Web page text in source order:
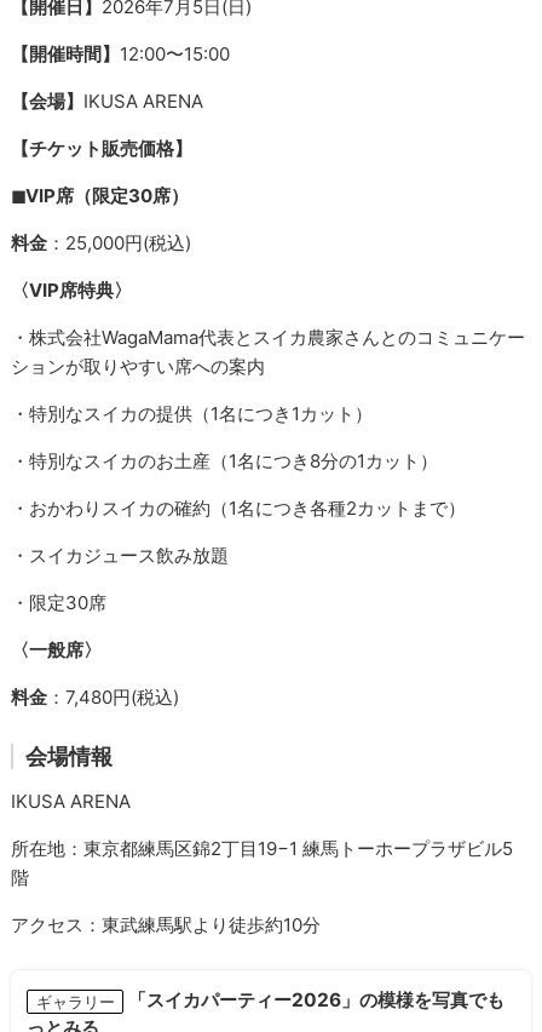
【開催日】 2026年7月5日(日)
【開催時間】 12:00〜15:00
【会場】 IKUSA ARENA
【チケット販売価格】
◼︎VIP席（限定30席）
料金 ：25,000円(税込)
〈VIP席特典〉
・株式会社WagaMama代表とスイカ農家さんとのコミュニケー
ションが取りやすい席への案内
・特別なスイカの提供（1名につき1カット）
・特別なスイカのお土産（1名につき8分の1カット）
・おかわりスイカの確約（1名につき各種2カットまで）
・スイカジュース飲み放題
・限定30席
〈一般席〉
料金 ：7,480円(税込)
会場情報
IKUSA ARENA
所在地：東京都練馬区錦2丁目19−1 練馬トーホープラザビル5
階
アクセス：東武練馬駅より徒歩約10分
ギャラリー
「スイカパーティー2026」の模様を写真でも